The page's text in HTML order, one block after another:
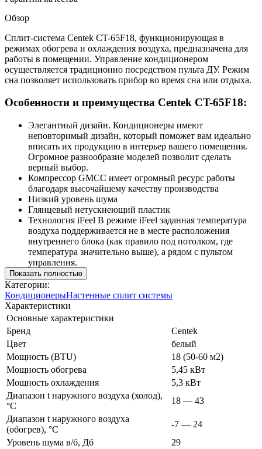
Обзор
Сплит-система Centek CT-65F18, функционирующая в
режимах обогрева и охлаждения воздуха, предназначена для
работы в помещении. Управление кондиционером
осуществляется традиционно посредством пульта ДУ. Режим
сна позволяет использовать прибор во время сна или отдыха.
Особенности и преимущества Centek CT-65F18:
Элегантный дизайн. Кондиционеры имеют
неповторимый дизайн, который поможет вам идеально
вписать их продукцию в интерьер вашего помещения.
Огромное разнообразие моделей позволит сделать
верный выбор.
Компрессор GMCC имеет огромный ресурс работы
благодаря высочайшему качеству производства
Низкий уровень шума
Глянцевый нетускнеющий пластик
Технология iFeel В режиме iFeel заданная температура
воздуха поддерживается не в месте расположения
внутреннего блока (как правило под потолком, где
температура значительно выше), а рядом с пультом
управления.
Показать полностью
Категории:
КондиционерыНастенные сплит системы
Характеристики
Основные характеристики
Бренд
Centek
Цвет
белый
Мощность (BTU)
18 (50-60 м2)
Мощность обогрева
5,45 кВт
Мощность охлаждения
5,3 кВт
Диапазон t наружного воздуха (холод),
°C
18 — 43
Диапазон t наружного воздуха
(обогрев), °C
-7 — 24
Уровень шума в/б, Дб
29